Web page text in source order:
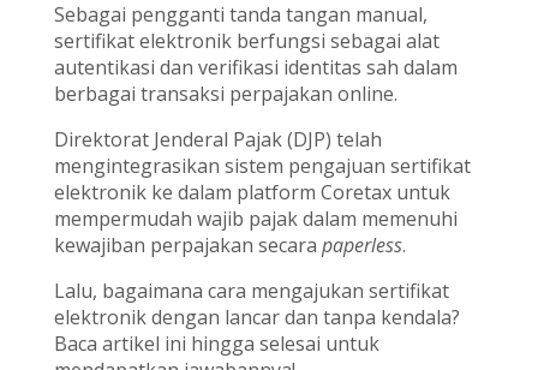
Sebagai pengganti tanda tangan manual,
sertifikat elektronik berfungsi sebagai alat
autentikasi dan verifikasi identitas sah dalam
berbagai transaksi perpajakan online.
Direktorat Jenderal Pajak (DJP) telah
mengintegrasikan sistem pengajuan sertifikat
elektronik ke dalam platform Coretax untuk
mempermudah wajib pajak dalam memenuhi
kewajiban perpajakan secara paperless.
Lalu, bagaimana cara mengajukan sertifikat
elektronik dengan lancar dan tanpa kendala?
Baca artikel ini hingga selesai untuk